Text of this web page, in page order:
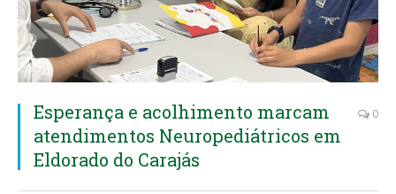
Esperança e acolhimento marcam
atendimentos Neuropediátricos em
Eldorado do Carajás
0